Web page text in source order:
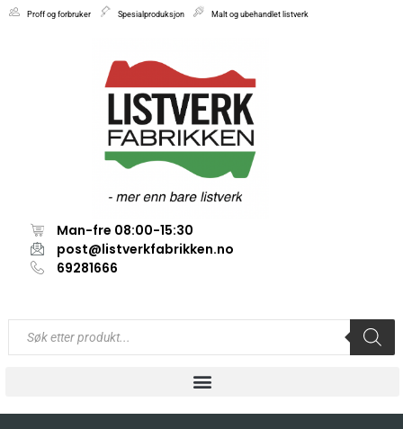
Proff og forbruker Spesialproduksjon Malt og ubehandlet listverk
Man-fre 08:00-15:30
post@listverkfabrikken.no
69281666